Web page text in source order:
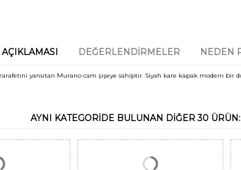
DEĞERLENDIRMELER NEDEN
yansıtan Murano cam şişeye sahiptir. Siyah kare kapak modern bir
AYNI KATEGORIDE BULUNAN DIĞER 30 ÜRÜN: